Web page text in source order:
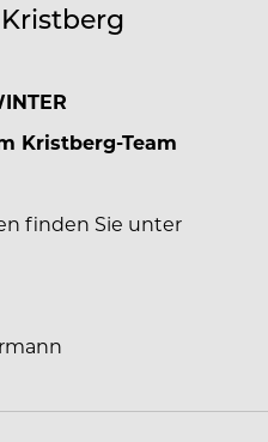
Kristberg-Team
finden Sie unter